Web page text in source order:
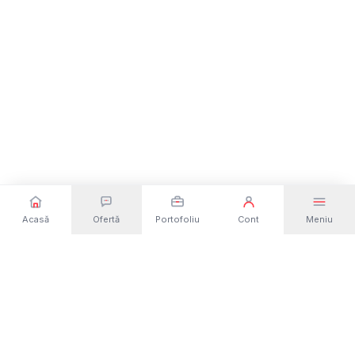
Acasă Ofertă Portofoliu Cont Meniu